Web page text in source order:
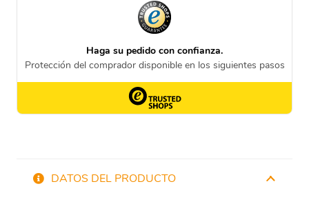
DATOS DEL PRODUCTO